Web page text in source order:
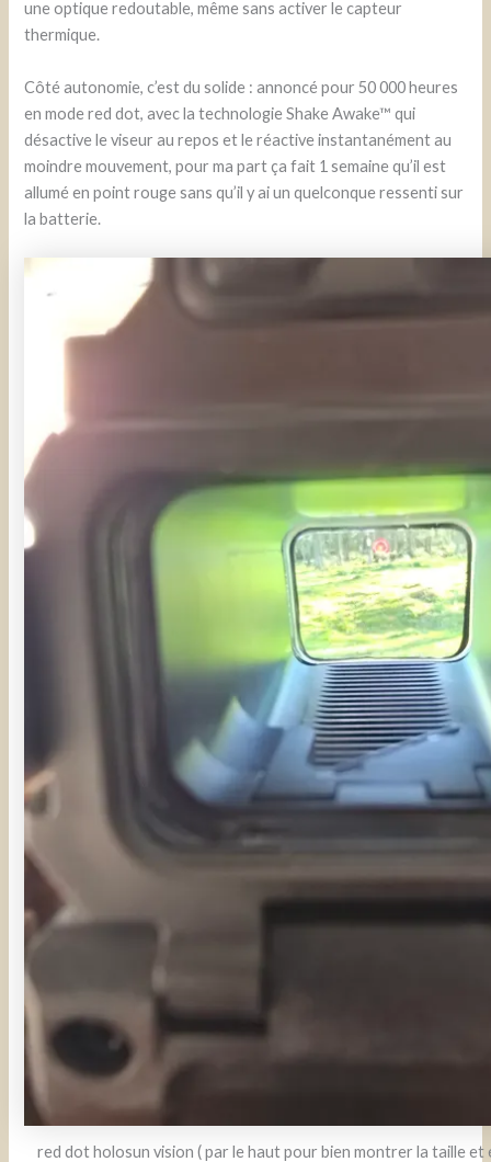
une optique redoutable, même sans activer le capteur
thermique.
Côté autonomie, c’est du solide : annoncé pour 50 000 heures
en mode red dot, avec la technologie Shake Awake™ qui
désactive le viseur au repos et le réactive instantanément au
moindre mouvement, pour ma part ça fait 1 semaine qu’il est
allumé en point rouge sans qu’il y ai un quelconque ressenti sur
la batterie.
red dot holosun vision ( par le haut pour bien montrer la taille et